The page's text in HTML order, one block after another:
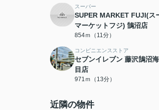
スーパー
SUPER MARKET FUJI(ス
マーケットフジ) 鵠沼店
854ｍ（11分）
コンビニエンスストア
セブンイレブン 藤沢鵠沼
目店
971ｍ（13分）
近隣の物件